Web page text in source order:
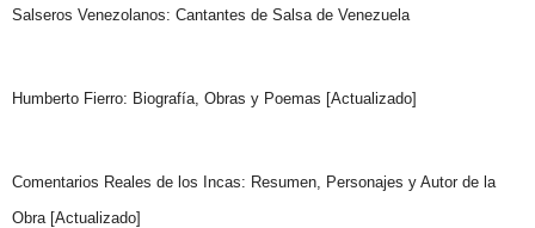
Salseros Venezolanos: Cantantes de Salsa de Venezuela
Humberto Fierro: Biografía, Obras y Poemas [Actualizado]
Comentarios Reales de los Incas: Resumen, Personajes y Autor de la
Obra [Actualizado]